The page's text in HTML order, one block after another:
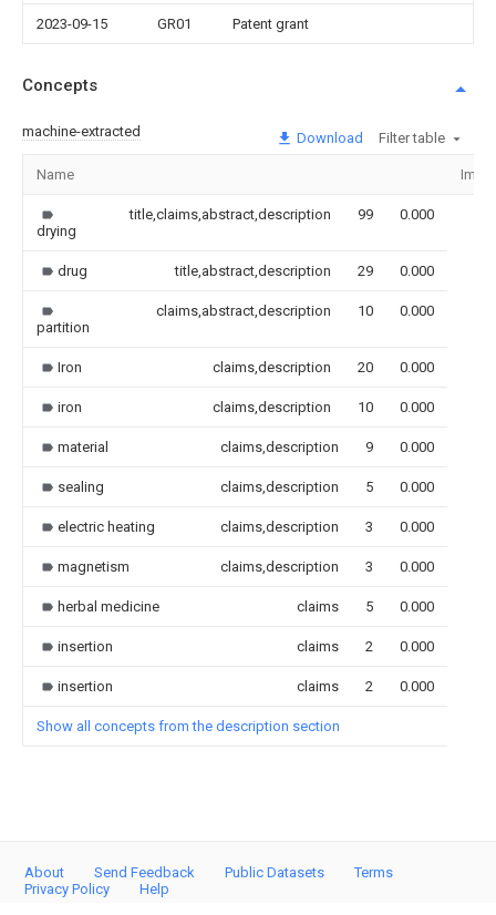
2023-09-15 GR01 Patent grant
Concepts
machine-extracted Download Filter table
Name
drying
title,claims,abstract,description 99 0.000
drug title,abstract,description 29 0.000
partition
claims,abstract,description 10 0.000
Iron claims,description 20 0.000
iron claims,description 10 0.000
material claims,description 9 0.000
sealing claims,description 5 0.000
electric heating claims,description 3 0.000
magnetism claims,description 3 0.000
herbal medicine claims 5 0.000
insertion claims 2 0.000
insertion claims 2 0.000
Show all concepts from the description section
About Send Feedback Public Datasets
Terms
Privacy Policy
Help